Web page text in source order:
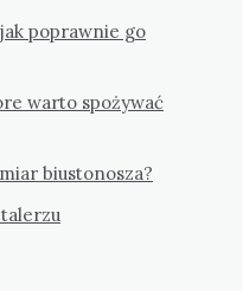
poprawnie go
warto spożywać
biustonosza?